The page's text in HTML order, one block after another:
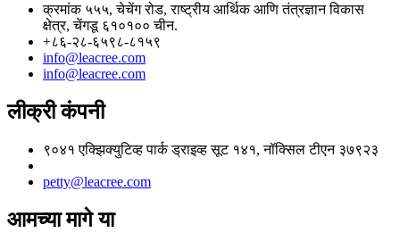
क्रमांक ५५५, चेचेंग रोड, राष्ट्रीय आर्थिक आणि तंत्रज्ञान विकास
क्षेत्र, चेंगडू ६१०१०० चीन.
+८६-२८-६५९८-८१५९
info@leacree.com
info@leacree.com
लीक्री कंपनी
९०४१ एक्झिक्युटिव्ह पार्क ड्राइव्ह सूट १४१, नॉक्सिल टीएन ३७९२३
petty@leacree.com
आमच्या मागे या